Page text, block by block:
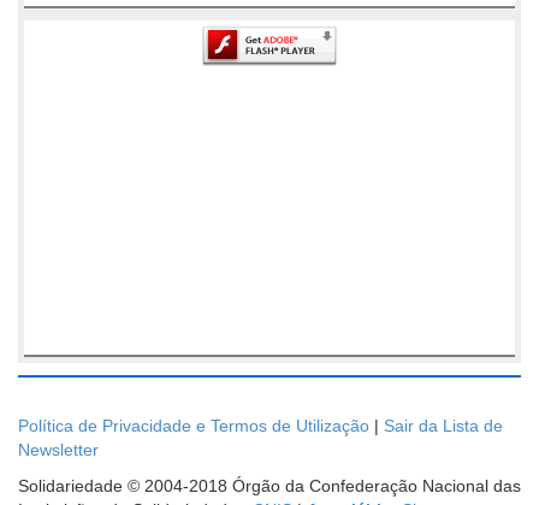
Política de Privacidade e Termos de Utilização | Sair da Lista de
Newsletter
Solidariedade © 2004-2018 Órgão da Confederação Nacional das